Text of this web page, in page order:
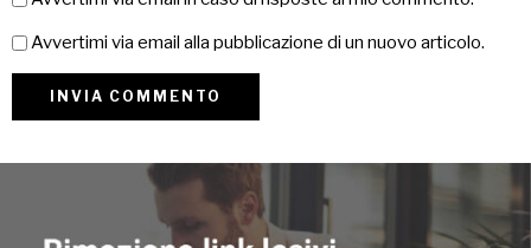
Avvertimi via email alla pubblicazione di un nuovo articolo.